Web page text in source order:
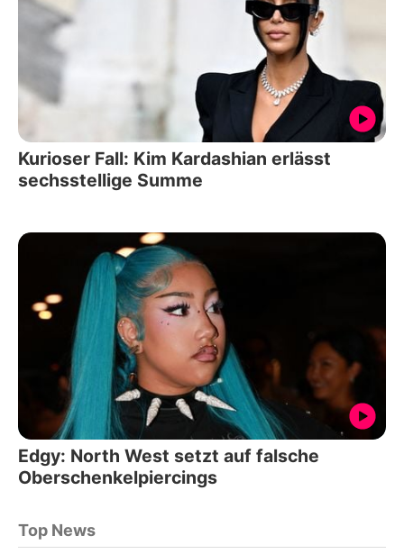
Kurioser Fall: Kim Kardashian erlässt
sechsstellige Summe
Edgy: North West setzt auf falsche
Oberschenkelpiercings
Top News